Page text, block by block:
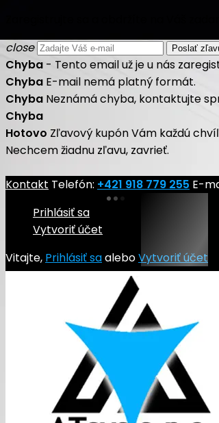
close
Chyba - Tento email už je u nás
Chyba E-mail nemá platný formát.
Chyba Neznámá chyba, kontaktujte
Chyba
Hotovo Zľavový kupón Vám každú
Nechcem žiadnu zľavu, zavrieť.
Kontakt Telefón: +421 918 779 255 E-
Prihlásiť sa
Vytvoriť účet
Vitajte, Prihlásiť saaleboVytvoriť účet